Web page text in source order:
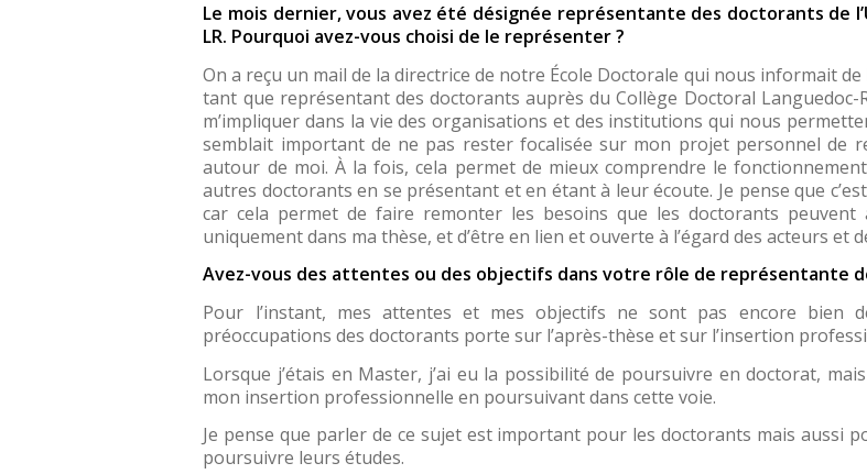
Le mois dernier, vous avez été désignée représentante des doctorants de
LR. Pourquoi avez-vous choisi de le représenter ?
On a reçu un mail de la directrice de notre École Doctorale qui nous informait
tant que représentant des doctorants auprès du Collège Doctoral Languedoc-
m’impliquer dans la vie des organisations et des institutions qui nous
semblait important de ne pas rester focalisée sur mon projet personnel de
autour de moi. À la fois, cela permet de mieux comprendre le
autres doctorants en se présentant et en étant à leur écoute. Je pense que
car cela permet de faire remonter les besoins que les doctorants peuvent
uniquement dans ma thèse, et d’être en lien et ouverte à l’égard des acteurs et
Avez-vous des attentes ou des objectifs dans votre rôle de représentante
Pour l’instant, mes attentes et mes objectifs ne sont pas encore bien
préoccupations des doctorants porte sur l’après-thèse et sur l’insertion
Lorsque j’étais en Master, j’ai eu la possibilité de poursuivre en doctorat,
mon insertion professionnelle en poursuivant dans cette voie.
Je pense que parler de ce sujet est important pour les doctorants mais aussi
poursuivre leurs études.